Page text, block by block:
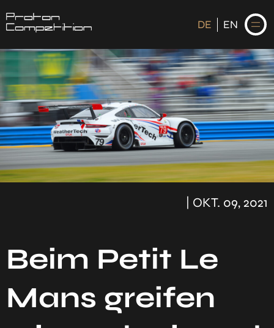
DE EN
DE EN
STARTSEITE
NEWS
| OKT. 09, 2021
Beim Petit Le
Mans greifen